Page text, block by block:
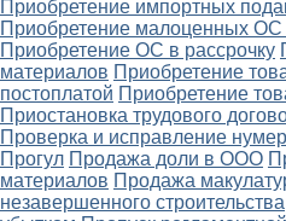
Приобретение импортных
Приобретение малоценных ОС
Приобретение ОС в рассрочку
материалов Приобретение
постоплатой Приобретение
Приостановка трудового
Проверка и исправление
Прогул Продажа доли в ООО
материалов Продажа
незавершенного строительства